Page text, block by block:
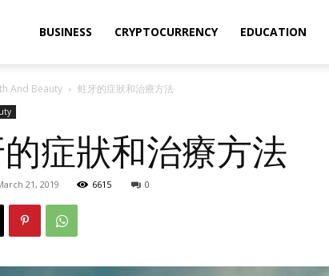
BUSINESS CRYPTOCURRENCY EDUCATION
And Beauty 蛀牙的症狀和治療方法
症狀和治療方法
21, 2019 6615 0